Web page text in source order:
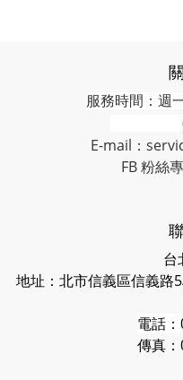
服務時間：週
(例假
E-mail：
FB 粉絲
台
地址：北市信義區信義路
電話：
傳真